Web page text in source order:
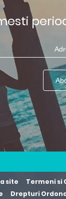
site Termeni si
Drepturi